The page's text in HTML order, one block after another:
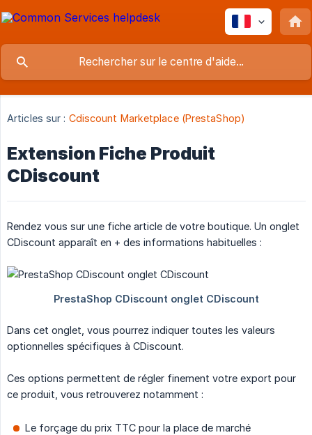
Articles sur : Cdiscount Marketplace (PrestaShop)
Extension Fiche Produit
CDiscount
Rendez vous sur une fiche article de votre boutique. Un onglet
CDiscount apparaît en + des informations habituelles :
Dans cet onglet, vous pourrez indiquer toutes les valeurs
optionnelles spécifiques à CDiscount.
Ces options permettent de régler finement votre export pour
ce produit, vous retrouverez notamment :
Le forçage du prix TTC pour la place de marché